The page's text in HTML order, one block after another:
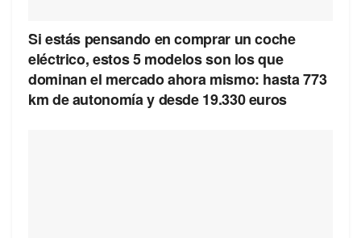
Si estás pensando en comprar un coche
eléctrico, estos 5 modelos son los que
dominan el mercado ahora mismo: hasta 773
km de autonomía y desde 19.330 euros